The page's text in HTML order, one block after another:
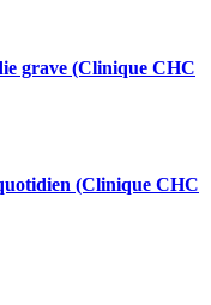
grave (Clinique CHC
(Clinique CHC